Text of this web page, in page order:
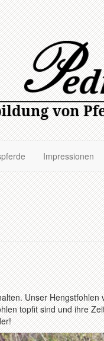
Impressionen
Unser
topfit sind und ihre